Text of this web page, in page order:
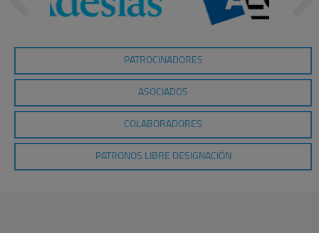
PATROCINADORES
ASOCIADOS
COLABORADORES
PATRONOS LIBRE DESIGNACIÓN